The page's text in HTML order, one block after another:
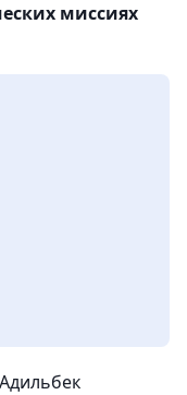
миссиях